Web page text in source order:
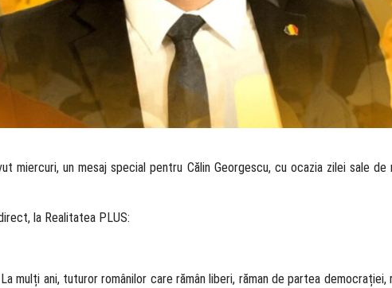
miercuri, un mesaj special pentru Călin Georgescu, cu ocazia zilei sale
la Realitatea PLUS:
mulți ani, tuturor românilor care rămân liberi, răman de partea